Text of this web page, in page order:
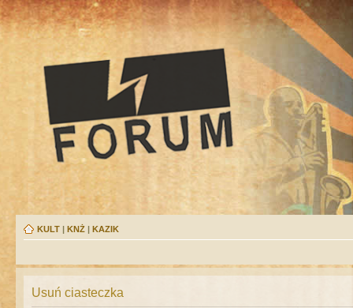
KULT | KNŻ | KAZIK
Usuń ciasteczka